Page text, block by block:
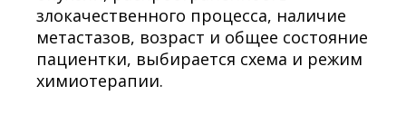
злокачественного процесса, наличие
метастазов, возраст и общее состояние
пациентки, выбирается схема и режим
химиотерапии.